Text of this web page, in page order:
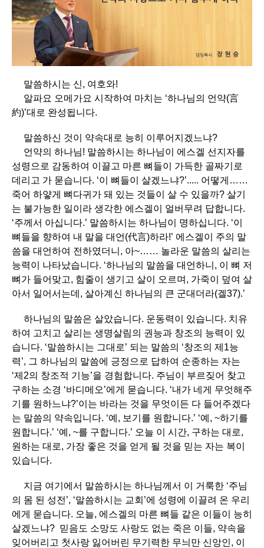
말씀하시는 신, 여호와!
알파요 오메가요 시작하여 마치는 ‘하나님의 언약(言
約)’대로 완성됩니다.
말씀하신 것이 약속대로 능히 이루어지겠느냐?
언약의 하나님! 말씀하시는 하나님이 에스겔 선지자를
성령으로 감동하여 이끌고 마른 뼈들이 가득한 골짜기로
데리고 가 묻습니다. ‘이 뼈들이 살겠느냐?’..... 어떻게……
죽어 하얗게 뼈다귀가 돼 있는 것들이 살 수 있을까? 살기
는 불가능한 일이라 생각한 에스겔이 얼버무려 답합니다.
‘주께서 아십니다.’ 말씀하시는 하나님이 명하십니다. ‘이
뼈들을 향하여 내 말을 대언(代言)하라!’ 에스겔이 주의 말
씀을 대언하여 전하였더니, 아~…… 놀라운 말씀의 살리는
능력이 나타났습니다. ‘하나님의 말씀을 대언하니, 이 뼈 저
뼈가 들어맞고, 힘줄이 생기고 살이 오르며, 가죽이 덮여 살
아서 일어서는데, 살아계신 하나님의 큰 군대더라(겔37).’
하나님의 말씀은 살았습니다. 운동력이 있습니다. 치유
하여 고치고 살리는 생명살림의 권능과 창조의 능력이 있
습니다. ‘말씀하시는 그대로’ 되는 말씀의 ‘창조의 제1능
력’, 그 하나님의 말씀에 긍정으로 답하여 순종하는 자는
‘제2의 창조적 기능’을 경험합니다. 주님이 부르짖어 찾고
구하는 소경 ‘바디메오’에게 묻습니다. ‘내가 네게 무엇해주
기를 원하느냐?’이는 바라는 것을 무엇이든 다 들어주겠다
는 말씀의 약속입니다. ‘예, 보기를 원합니다.’ ‘예, ~하기를
원합니다.’ ‘예, ~를 구합니다.’ 오늘 이 시간, 구하는 대로,
원하는 대로, 가장 좋은 것을 얻게 될 것을 믿는 자는 복이
있습니다.
지금 여기에서 말씀하시는 하나님께서 이 거룩한 ‘주님
의 몸 된 성전’, ‘말씀하시는 교회’에 성령에 이끌려 온 우리
에게 묻습니다. 오늘, 에스겔의 마른 뼈들 같은 이들이 능히
살겠느냐? 믿음도 소망도 사랑도 없는 죽은 이들, 약속을
잊어버리고 첫사랑 잃어버린 무기력한 무늬만 신앙인, 이